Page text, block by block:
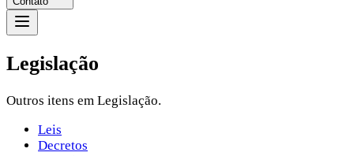
Legislação
Outros itens em Legislação.
Leis
Decretos